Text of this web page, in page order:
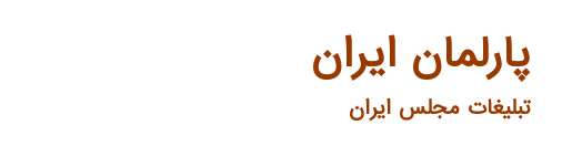
پارلمان ایران
تبلیغات مجلس ایران